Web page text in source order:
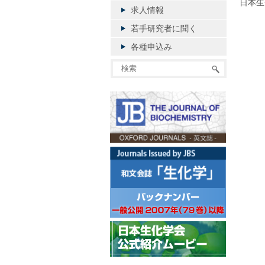
日本
求人情報
若手研究者に聞く
各種申込み